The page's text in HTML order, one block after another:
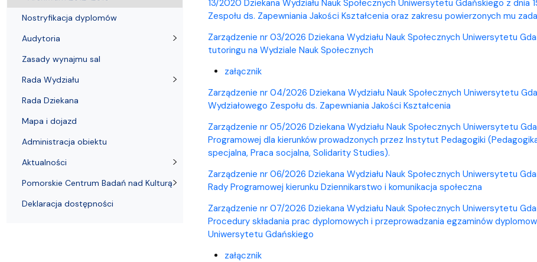
13/2020 Dziekana Wydziału Nauk Społecznych Uniwersytetu Gdańskiego z dnia
Zespołu ds. Zapewniania Jakości Kształcenia oraz zakresu powierzonych mu
Zarządzenie nr 03/2026 Dziekana Wydziału Nauk Społecznych Uniwersytetu
tutoringu na Wydziale Nauk Społecznych
załącznik
Zarządzenie nr 04/2026 Dziekana Wydziału Nauk Społecznych Uniwersytetu
Wydziałowego Zespołu ds. Zapewniania Jakości Kształcenia
Zarządzenie nr 05/2026 Dziekana Wydziału Nauk Społecznych Uniwersytetu
Programowej dla kierunków prowadzonych przez Instytut Pedagogiki
specjalna, Praca socjalna, Solidarity Studies).
Zarządzenie nr 06/2026 Dziekana Wydziału Nauk Społecznych Uniwersytetu
Rady Programowej kierunku Dziennikarstwo i komunikacja społeczna
Zarządzenie nr 07/2026 Dziekana Wydziału Nauk Społecznych Uniwersytetu
Procedury składania prac dyplomowych i przeprowadzania egzaminów
Uniwersytetu Gdańskiego
załącznik
Nostryfikacja dyplomów
Audytoria
Zasady wynajmu sal
Rada Wydziału
Rada Dziekana
Mapa i dojazd
Administracja obiektu
Aktualności
Pomorskie Centrum Badań nad Kulturą
Deklaracja dostępności